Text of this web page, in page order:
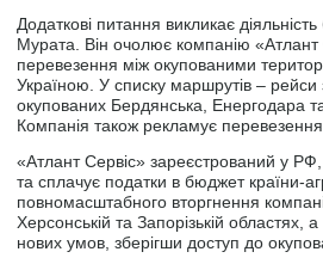
Додаткові питання викликає
Мурата. Він очолює компанію «Атлант
перевезення між окупованими
Україною. У списку маршрутів –
окупованих Бердянська, Енергодара
Компанія також рекламує
«Атлант Сервіс» зареєстрований у РФ,
та сплачує податки в бюджет країни-
повномасштабного вторгнення
Херсонській та Запорізькій областях,
нових умов, зберігши доступ до